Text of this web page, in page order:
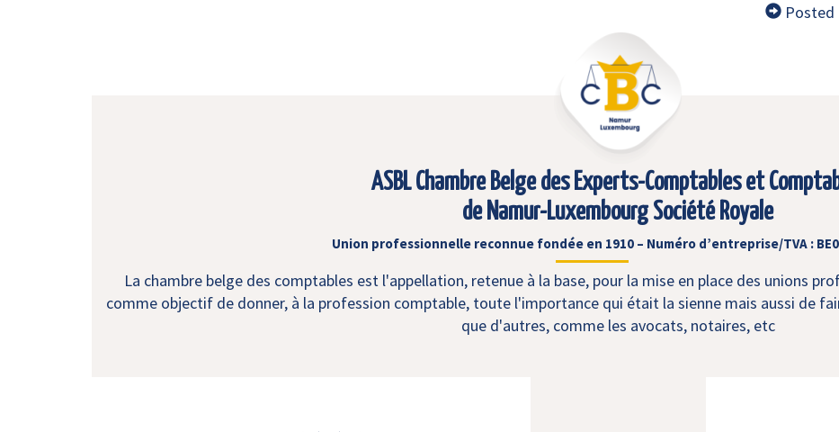
Posted
ASBL Chambre Belge des Experts-Comptables et
de Namur-Luxembourg Société Royale
Union professionnelle reconnue fondée en 1910 – Numéro d’entreprise/TVA :
La chambre belge des comptables est l'appellation, retenue à la base, pour la mise en place des unions
comme objectif de donner, à la profession comptable, toute l'importance qui était la sienne mais aussi de
que d'autres, comme les avocats, notaires, etc